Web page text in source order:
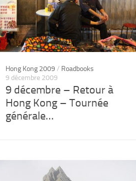
Hong Kong 2009 / Roadbooks
9 décembre 2009
9 décembre – Retour à
Hong Kong – Tournée
générale…